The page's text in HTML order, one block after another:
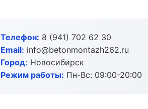
Телефон: 8 (941) 702 62 30
Email: info@betonmontazh262.ru
Город: Новосибирск
Режим работы: Пн-Вс: 09:00-20:00